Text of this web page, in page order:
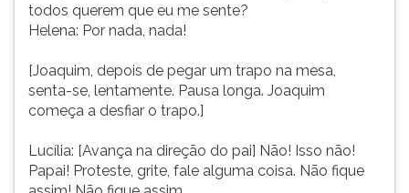
todos querem que eu me sente?
Helena: Por nada, nada!
[Joaquim, depois de pegar um trapo na mesa,
senta-se, lentamente. Pausa longa. Joaquim
começa a desfiar o trapo.]
Lucília: [Avança na direção do pai] Não! Isso não!
Papai! Proteste, grite, fale alguma coisa. Não fique